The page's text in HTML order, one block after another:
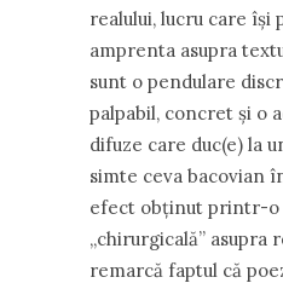
realului, lucru care îşi
amprenta asupra
sunt o pendulare
palpabil, concret şi o
difuze care duc(e) la
simte ceva bacovian
efect obţinut printr-o
„chirurgicală” asupra
remarcă faptul că